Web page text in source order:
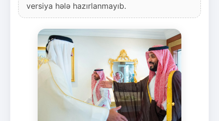
versiya hələ hazırlanmayıb.